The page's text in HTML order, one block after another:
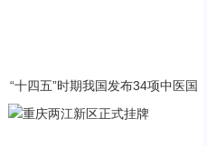
“十四五”时期我国发布34项中医国